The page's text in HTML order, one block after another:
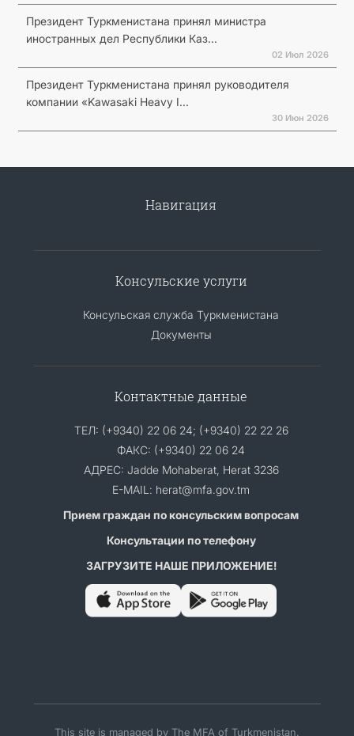
Президент Туркменистана принял министра
иностранных дел Республики Каз...
02 Июл 2026
Президент Туркменистана принял руководителя
компании «Kawasaki Heavy I...
30 Июн 2026
Навигация
Консульские услуги
Консульская служба Туркменистана
Документы
Контактные данные
ТЕЛ: (+9340) 22 06 24; (+9340) 22 22 26
ФАКС: (+9340) 22 06 24
АДРЕС: Jadde Mohaberat, Herat 3236
E-MAIL: herat@mfa.gov.tm
Прием граждан по консульским вопросам
Консультации по телефону
ЗАГРУЗИТЕ НАШЕ ПРИЛОЖЕНИЕ!
This site is managed by The MFA of Turkmenistan.